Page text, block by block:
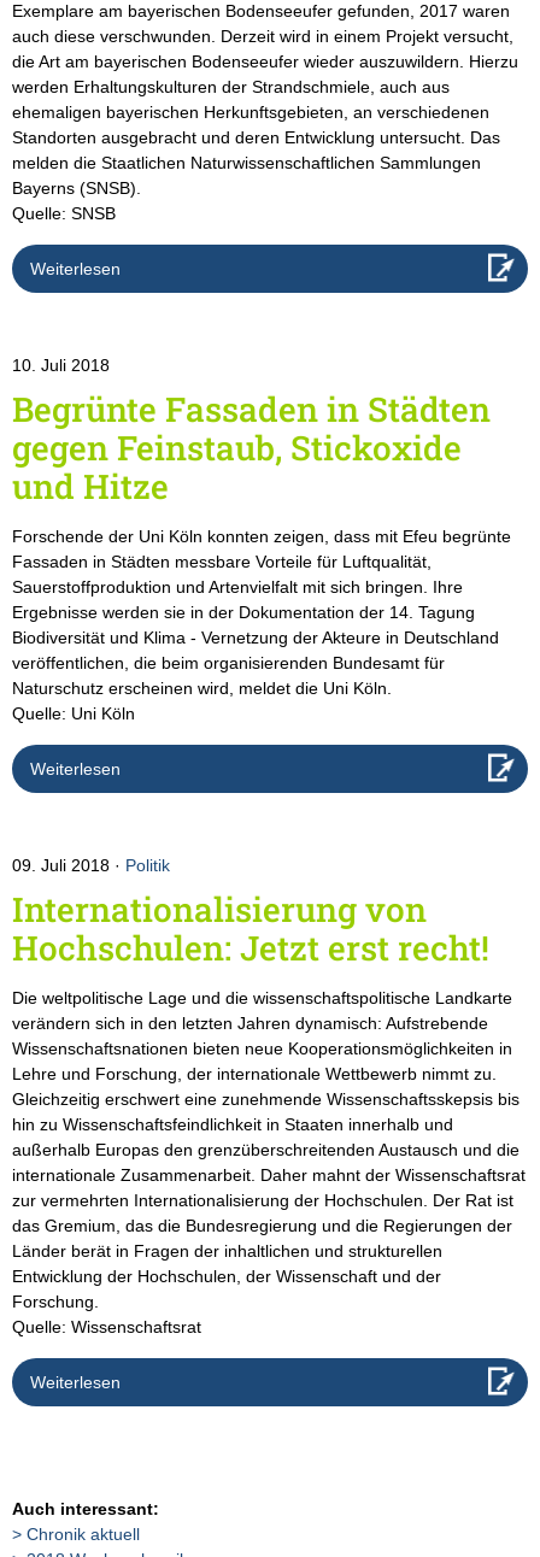
Exemplare am bayerischen Bodenseeufer gefunden, 2017 waren
auch diese verschwunden. Derzeit wird in einem Projekt versucht,
die Art am bayerischen Bodenseeufer wieder auszuwildern. Hierzu
werden Erhaltungskulturen der Strandschmiele, auch aus
ehemaligen bayerischen Herkunftsgebieten, an verschiedenen
Standorten ausgebracht und deren Entwicklung untersucht. Das
melden die Staatlichen Naturwissenschaftlichen Sammlungen
Bayerns (SNSB).
Quelle: SNSB
Weiterlesen
10. Juli 2018
Begrünte Fassaden in Städten
gegen Feinstaub, Stickoxide
und Hitze
Forschende der Uni Köln konnten zeigen, dass mit Efeu begrünte
Fassaden in Städten messbare Vorteile für Luftqualität,
Sauerstoffproduktion und Artenvielfalt mit sich bringen. Ihre
Ergebnisse werden sie in der Dokumentation der 14. Tagung
Biodiversität und Klima - Vernetzung der Akteure in Deutschland
veröffentlichen, die beim organisierenden Bundesamt für
Naturschutz erscheinen wird, meldet die Uni Köln.
Quelle: Uni Köln
Weiterlesen
09. Juli 2018 Politik
Internationalisierung von
Hochschulen: Jetzt erst recht!
Die weltpolitische Lage und die wissenschaftspolitische Landkarte
verändern sich in den letzten Jahren dynamisch: Aufstrebende
Wissenschaftsnationen bieten neue Kooperationsmöglichkeiten in
Lehre und Forschung, der internationale Wettbewerb nimmt zu.
Gleichzeitig erschwert eine zunehmende Wissenschaftsskepsis bis
hin zu Wissenschaftsfeindlichkeit in Staaten innerhalb und
außerhalb Europas den grenzüberschreitenden Austausch und die
internationale Zusammenarbeit. Daher mahnt der Wissenschaftsrat
zur vermehrten Internationalisierung der Hochschulen. Der Rat ist
das Gremium, das die Bundesregierung und die Regierungen der
Länder berät in Fragen der inhaltlichen und strukturellen
Entwicklung der Hochschulen, der Wissenschaft und der
Forschung.
Quelle: Wissenschaftsrat
Weiterlesen
Auch interessant:
Chronik aktuell